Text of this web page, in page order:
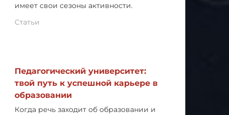
имеет свои сезоны активности.
Статьи
Педагогический университет:
твой путь к успешной карьере в
образовании
Когда речь заходит об образовании и